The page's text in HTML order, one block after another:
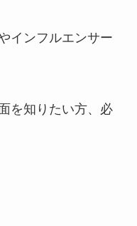
インフルエンサー
を知りたい方、必